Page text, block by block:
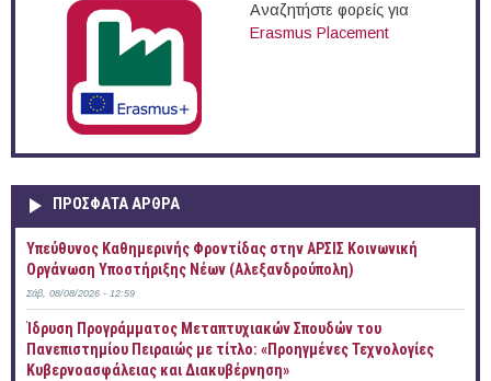
Αναζητήστε φορείς για
Erasmus Placement
ΠΡOΣΦΑΤΑ AΡΘΡΑ
Yπεύθυνος Καθημερινής Φροντίδας στην ΑΡΣΙΣ Κοινωνική
Οργάνωση Υποστήριξης Νέων (Αλεξανδρούπολη)
Σάβ, 08/08/2026 - 12:59
Ίδρυση Προγράμματος Μεταπτυχιακών Σπουδών του
Πανεπιστημίου Πειραιώς με τίτλο: «Προηγμένες Τεχνολογίες
Κυβερνοασφάλειας και Διακυβέρνηση»